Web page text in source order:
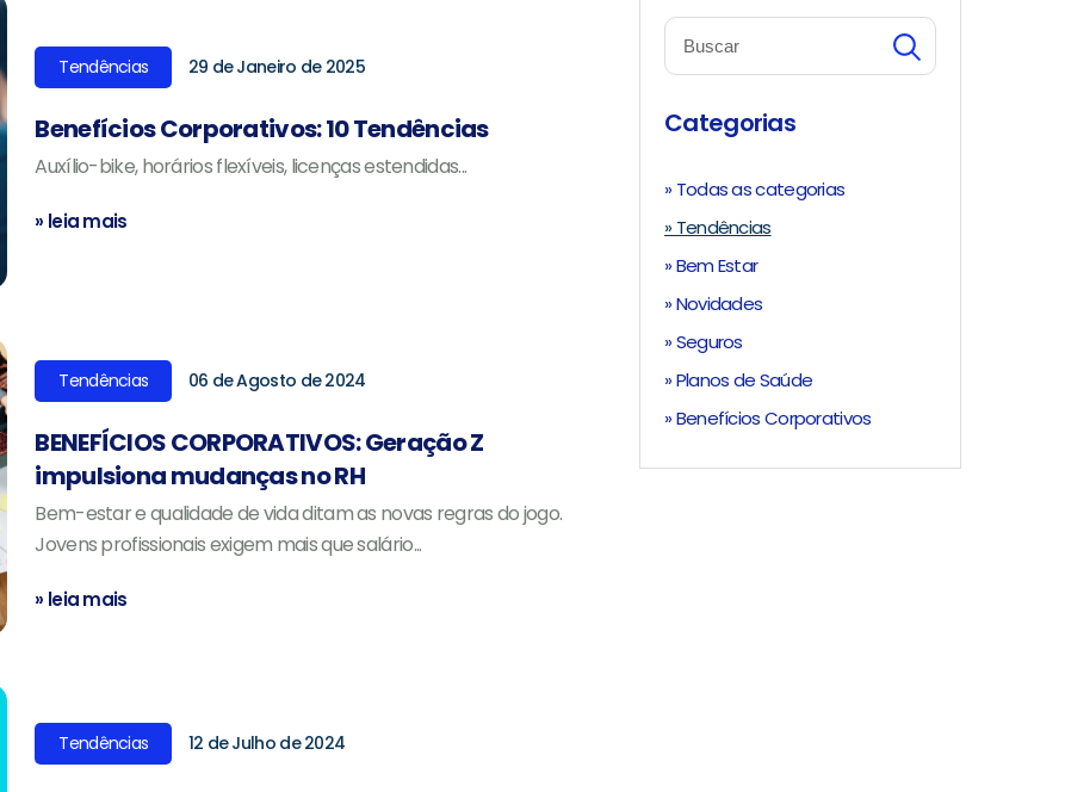
Tendências 29 de Janeiro de 2025
Benefícios Corporativos: 10 Tendências
Auxílio-bike, horários flexíveis, licenças estendidas...
» leia mais
Tendências 06 de Agosto de 2024
BENEFÍCIOS CORPORATIVOS: Geração Z
impulsiona mudanças no RH
Bem-estar e qualidade de vida ditam as novas regras do jogo.
Jovens profissionais exigem mais que salário...
» leia mais
Tendências 12 de Julho de 2024
Categorias
» Todas as categorias
» Tendências
» Bem Estar
» Novidades
» Seguros
» Planos de Saúde
» Benefícios Corporativos